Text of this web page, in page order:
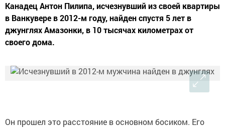
Канадец Антон Пилипа, исчезнувший из своей квартиры
в Ванкувере в 2012-м году, найден спустя 5 лет в
джунглях Амазонки, в 10 тысячах километрах от
своего дома.
Он прошел это расстояние в основном босиком. Его